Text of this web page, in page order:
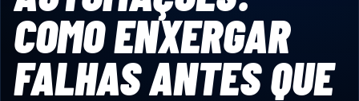
COMO ENXERGAR
FALHAS ANTES QUE